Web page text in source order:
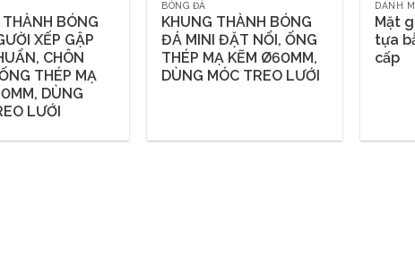
BÓNG
XẾP GẬP
CHÔN
THÉP MẠ
DÙNG
LƯỚI
BÓNG ĐÁ
KHUNG THÀNH BÓNG
ĐÁ MINI ĐẶT NỔI, ỐNG
THÉP MẠ KẼM Ø60MM,
DÙNG MÓC TREO LƯỚI
DANH
Mặt
tựa
cấp